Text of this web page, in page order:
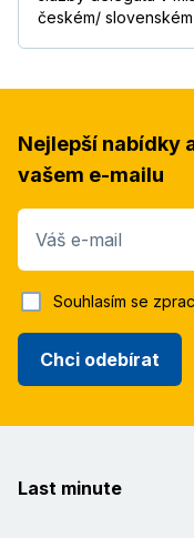
českém/
Nejlepší nabídky
vašem e-mailu
Váš e-mail
Chci odebírat
Souhlasím se
Last minute